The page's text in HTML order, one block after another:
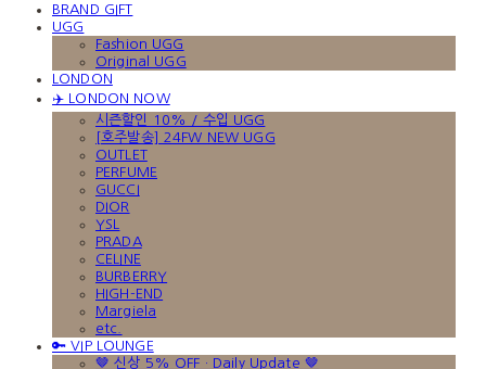
BRAND GIFT
UGG
Fashion UGG
Original UGG
LONDON
✈️ LONDON NOW
시즌할인 10% / 수입 UGG
[호주발송] 24FW NEW UGG
OUTLET
PERFUME
GUCCI
DIOR
YSL
PRADA
CELINE
BURBERRY
HIGH-END
Margiela
etc.
🔑 VIP LOUNGE
🤎 신상 5% OFF · Daily Update 🤎